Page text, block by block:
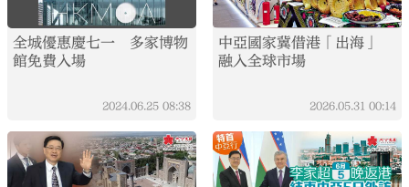
全城優惠慶七一 多家博物
館免費入場
2024.06.25 08:38
中亞國家冀借港「出海」
融入全球市場
2026.05.31 00:14